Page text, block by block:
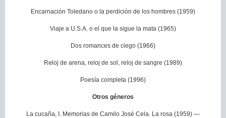
Encarnación Toledano o la perdición de los hombres (1959)
Viaje a U.S.A. o el que la sigue la mata (1965)
Dos romances de ciego (1966)
Reloj de arena, reloj de sol, reloj de sangre (1989)
Poesía completa (1996)
Otros géneros
La cucaña, I. Memorias de Camilo José Cela. La rosa (1959) —